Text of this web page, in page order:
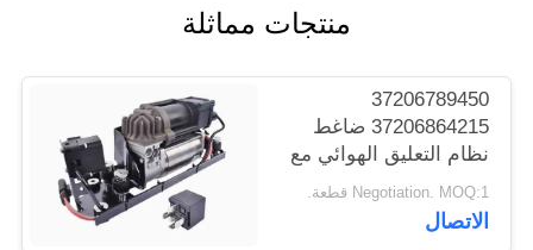
خريطة
الموقع
PRIVACY
POLICY
منتجات مماثلة
37206789450
37206864215 ضاغط
نظام التعليق الهوائي مع
كتيفة وصمام بلوك
F01 F02 F04 F07 GT
Negotiation. MOQ:1 قطعة.
الاتصال